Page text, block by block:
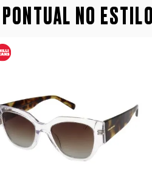
PONTUAL NO